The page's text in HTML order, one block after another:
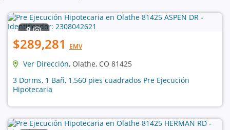
9
$289,281 EMV
Ver Dirección, Olathe, CO 81425
3 Dorms, 1 Bañ, 1,560 pies cuadrados Pre Ejecución
Hipotecaria